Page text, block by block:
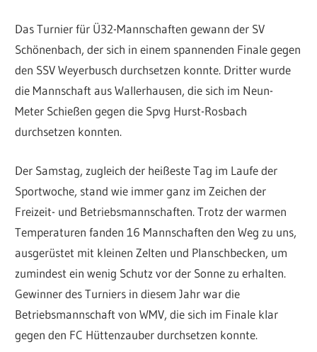
Das Turnier für Ü32-Mannschaften gewann der SV
Schönenbach, der sich in einem spannenden Finale gegen
den SSV Weyerbusch durchsetzen konnte. Dritter wurde
die Mannschaft aus Wallerhausen, die sich im Neun-
Meter Schießen gegen die Spvg Hurst-Rosbach
durchsetzen konnten.
Der Samstag, zugleich der heißeste Tag im Laufe der
Sportwoche, stand wie immer ganz im Zeichen der
Freizeit- und Betriebsmannschaften. Trotz der warmen
Temperaturen fanden 16 Mannschaften den Weg zu uns,
ausgerüstet mit kleinen Zelten und Planschbecken, um
zumindest ein wenig Schutz vor der Sonne zu erhalten.
Gewinner des Turniers in diesem Jahr war die
Betriebsmannschaft von WMV, die sich im Finale klar
gegen den FC Hüttenzauber durchsetzen konnte.